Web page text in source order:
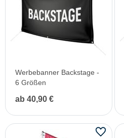
Werbebanner Backstage -
6 Größen
ab 40,90 €